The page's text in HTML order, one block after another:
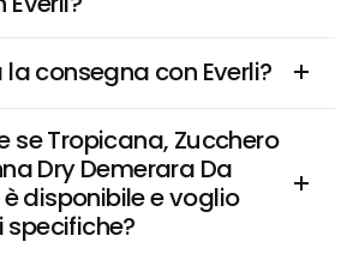
consegna con Everli?
se Tropicana, Zucchero
Dry Demerara Da
disponibile e voglio
specifiche?